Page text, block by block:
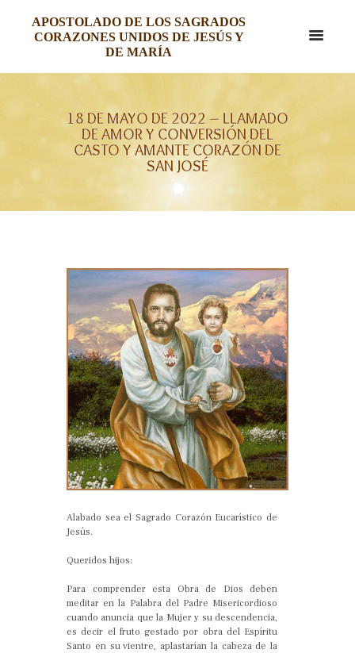
APOSTOLADO DE LOS SAGRADOS
CORAZONES UNIDOS DE JESÚS Y
DE MARÍA
18 DE MAYO DE 2022 – LLAMADO
DE AMOR Y CONVERSIÓN DEL
CASTO Y AMANTE CORAZÓN DE
SAN JOSÉ
Alabado sea el Sagrado Corazón Eucarístico de
Jesús.
Queridos hijos:
Para comprender esta Obra de Dios deben
meditar en la Palabra del Padre Misericordioso
cuando anuncia que la Mujer y su descendencia,
es decir el fruto gestado por obra del Espíritu
Santo en su vientre, aplastarían la cabeza de la